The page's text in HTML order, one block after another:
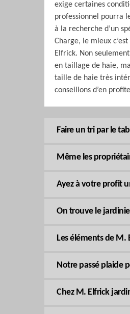
exige certaines
professionnel pourra
à la recherche d’un
Charge, le mieux
Elfrick. Non
en taillage de haie,
taille de haie très
conseillons d’en
Faire un tri par le
Même les
Ayez à votre profit
On trouve le
Les éléments de M.
Notre passé plaide
Chez M. Elfrick